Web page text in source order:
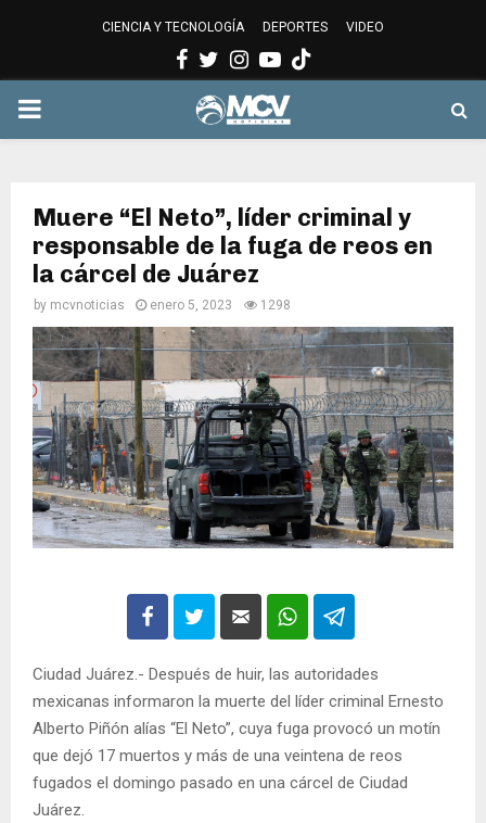
CIENCIA Y TECNOLOGÍA DEPORTES VIDEO
Facebook
Twitter
Instagram
Youtube
PRIMARY
Muere “El Neto”, líder criminal y
responsable de la fuga de reos en
la cárcel de Juárez
by mcvnoticias enero 5, 2023 1298
Ciudad Juárez.- Después de huir, las autoridades
mexicanas informaron la muerte del líder criminal Ernesto
Alberto Piñón alías “El Neto”, cuya fuga provocó un motín
que dejó 17 muertos y más de una veintena de reos
fugados el domingo pasado en una cárcel de Ciudad
Juárez.